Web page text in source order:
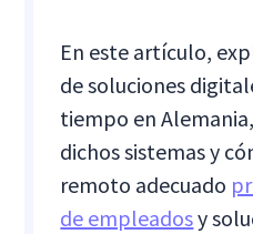
En este artículo,
de soluciones
tiempo en
dichos sistemas y
remoto adecuado
de empleadosy